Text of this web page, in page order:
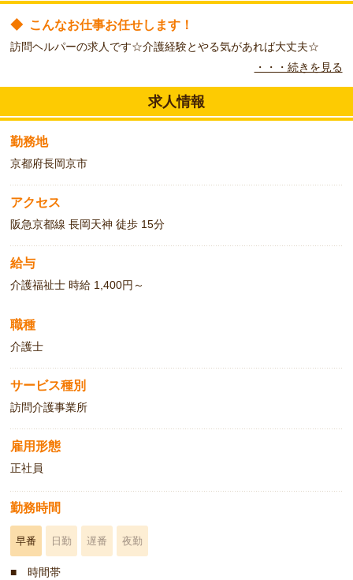
◆ こんなお仕事お任せします！
訪問ヘルパーの求人です☆介護経験とやる気があれば大丈夫☆
アットホームな事業所です♪勤務時間も応相談ですのでお気軽にお
・・・続きを見る
求人情報
勤務地
京都府長岡京市
アクセス
阪急京都線 長岡天神 徒歩 15分
給与
介護福祉士 時給 1,400円～
職種
介護士
サービス種別
訪問介護事業所
雇用形態
正社員
勤務時間
早番 日勤 遅番 夜勤
■ 時間帯